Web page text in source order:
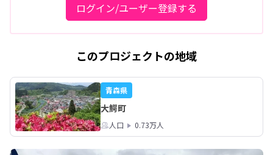
ログイン/ユーザー登録する
このプロジェクトの地域
青森県
大鰐町
人口 0.73万人